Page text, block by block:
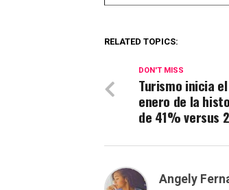
RELATED TOPICS:
DON'T MISS
Turismo inicia
enero de la
de 41% versus
Angely